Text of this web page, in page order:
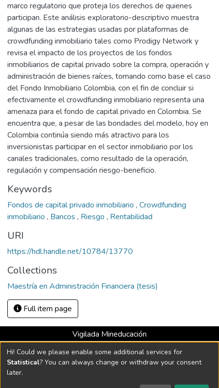
marco regulatorio que proteja los derechos de quienes
participan. Este análisis exploratorio-descriptivo muestra
algunas de las estrategias usadas por plataformas de
crowdfunding inmobiliario tales como Prodigy Network y
revisa el impacto de los proyectos de los fondos
inmobiliarios de capital privado sobre la compra, operación y
administración de bienes raíces, tomando como base el caso
del Fondo Inmobiliario Colombia, con el fin de concluir si
efectivamente el crowdfunding inmobiliario representa una
amenaza para el fondo de capital privado en Colombia. Se
encuentra que, a pesar de las bondades del modelo, hoy en
Colombia continúa siendo más atractivo para los
inversionistas participar en el sector inmobiliario por los
canales tradicionales, como resultado de la operación,
regulación y compensación riesgo-beneficio.
Keywords
Fondos de capital privado inmobiliario , Crowdfunding
inmobiliario , Bancos , Riesgo , Rentabilidad
URI
https://hdl.handle.net/10784/13770
Collections
Maestría en Administración Financiera (tesis)
Full item page
Vigilada Mineducación
Universidad con Acreditación Institucional hasta 2026 -
Resolución MEN 2158 de 2018
Hi! Could we please enable some additional services for
Statistical? You can always change or withdraw your consent
later.